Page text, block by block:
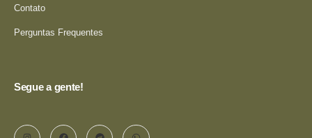
Contato
Perguntas Frequentes
Segue a gente!